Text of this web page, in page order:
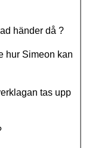
händer då ?
hur Simeon kan
tas upp